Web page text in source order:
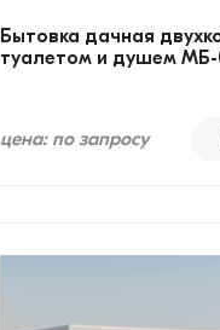
Бытовка дачная
туалетом и душем
цена: по запросу